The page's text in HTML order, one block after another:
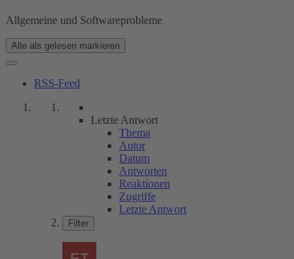
Allgemeine und Softwareprobleme
Alle als gelesen markieren
RSS-Feed
Letzte Antwort
Thema
Autor
Datum
Antworten
Reaktionen
Zugriffe
Letzte Antwort
Filter